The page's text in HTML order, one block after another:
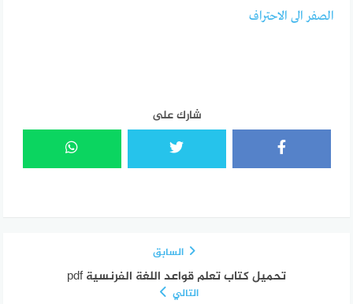
الصفر الى الاحتراف
شارك على
السابق
تحميل كتاب تعلم قواعد اللغة الفرنسية pdf
التالي